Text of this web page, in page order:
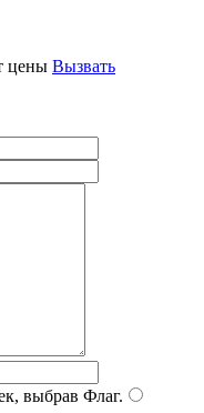
цены Вызвать
выбрав Флаг.